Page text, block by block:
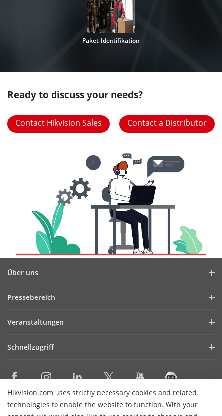
Paket-Identifikation
Ready to discuss your needs?
Contact Hikvision Sales Contact a Distributor
Hikvision.com uses strictly necessary cookies and related
technologies to enable the website to function. With your
Über uns
Cybersecurity
Kontakt
Karriere
Pressebereich
Referenzen
Veranstaltungen
Schnellzugriff
Bezugsquellen
Erklärung zur Zugänglichkeit
KONTAKT